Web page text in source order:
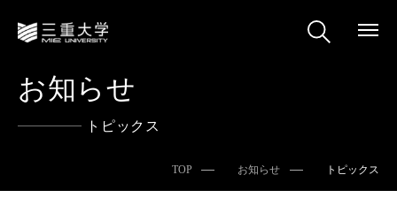
お知らせ
トピックス
TOP お知らせ トピックス